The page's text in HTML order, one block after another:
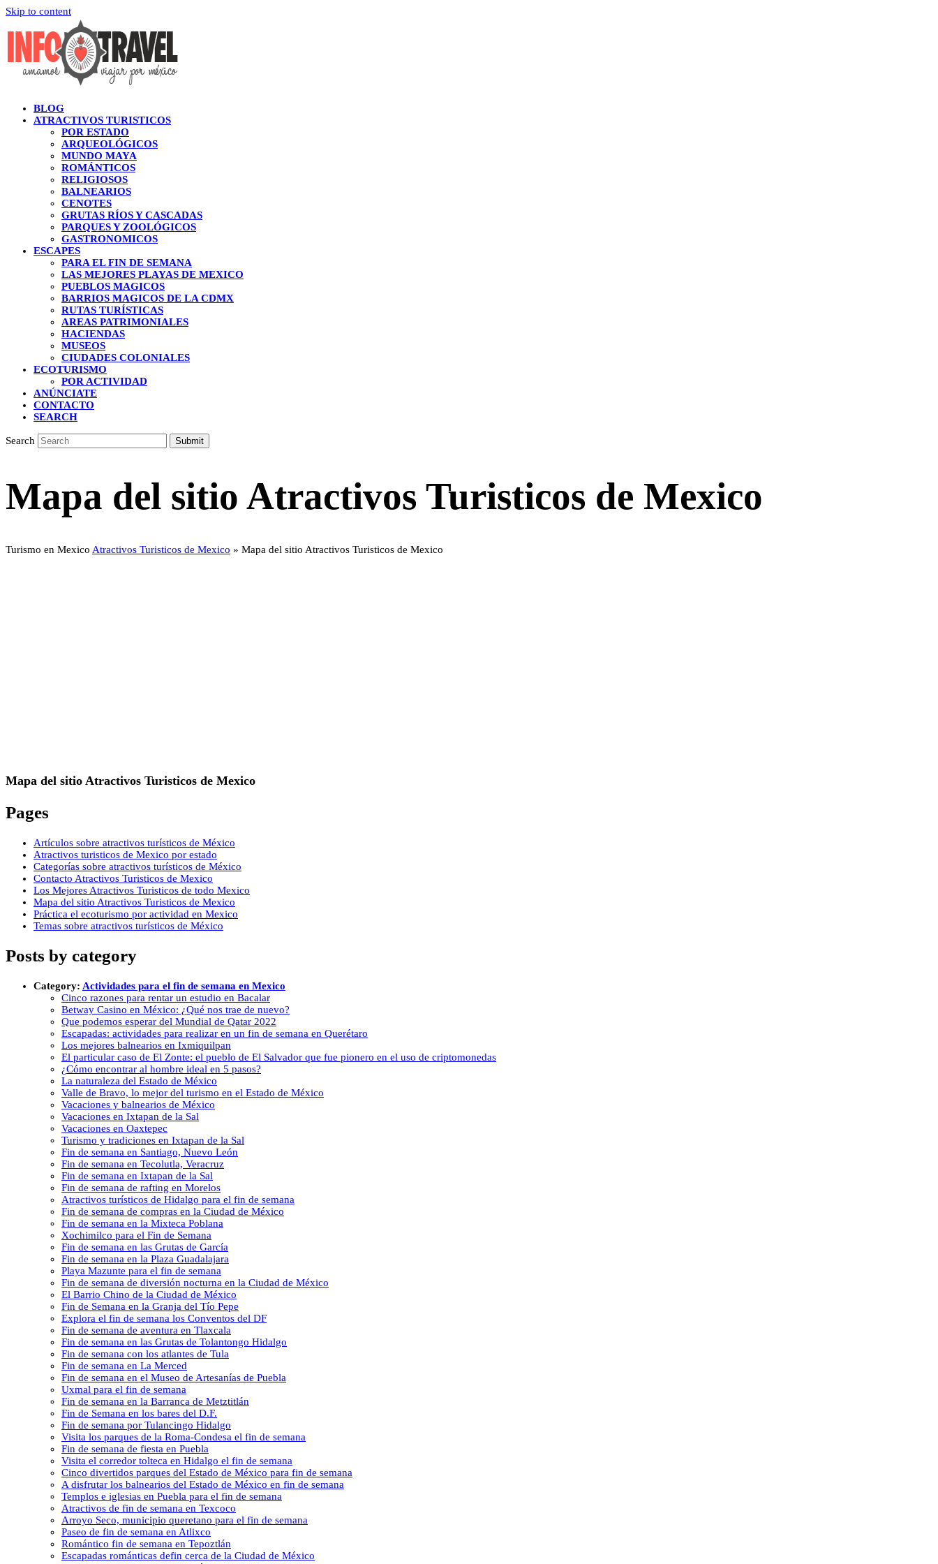
Skip to content
BLOG
ATRACTIVOS TURISTICOS
POR ESTADO
ARQUEOLÓGICOS
MUNDO MAYA
ROMÁNTICOS
RELIGIOSOS
BALNEARIOS
CENOTES
GRUTAS RÍOS Y CASCADAS
PARQUES Y ZOOLÓGICOS
GASTRONOMICOS
ESCAPES
PARA EL FIN DE SEMANA
LAS MEJORES PLAYAS DE MEXICO
PUEBLOS MAGICOS
BARRIOS MAGICOS DE LA CDMX
RUTAS TURÍSTICAS
AREAS PATRIMONIALES
HACIENDAS
MUSEOS
CIUDADES COLONIALES
ECOTURISMO
POR ACTIVIDAD
ANÚNCIATE
CONTACTO
SEARCH
Search Submit
Mapa del sitio Atractivos Turisticos de Mexico
Turismo en Mexico Atractivos Turisticos de Mexico » Mapa del sitio Atractivos Turisticos de Mexico
Mapa del sitio Atractivos Turisticos de Mexico
Pages
Artículos sobre atractivos turísticos de México
Atractivos turisticos de Mexico por estado
Categorías sobre atractivos turísticos de México
Contacto Atractivos Turisticos de Mexico
Los Mejores Atractivos Turisticos de todo Mexico
Mapa del sitio Atractivos Turisticos de Mexico
Práctica el ecoturismo por actividad en Mexico
Temas sobre atractivos turísticos de México
Posts by category
Category: Actividades para el fin de semana en Mexico
Cinco razones para rentar un estudio en Bacalar
Betway Casino en México: ¿Qué nos trae de nuevo?
Que podemos esperar del Mundial de Qatar 2022
Escapadas: actividades para realizar en un fin de semana en Querétaro
Los mejores balnearios en Ixmiquilpan
El particular caso de El Zonte: el pueblo de El Salvador que fue pionero en el uso de criptomonedas
¿Cómo encontrar al hombre ideal en 5 pasos?
La naturaleza del Estado de México
Valle de Bravo, lo mejor del turismo en el Estado de México
Vacaciones y balnearios de México
Vacaciones en Ixtapan de la Sal
Vacaciones en Oaxtepec
Turismo y tradiciones en Ixtapan de la Sal
Fin de semana en Santiago, Nuevo León
Fin de semana en Tecolutla, Veracruz
Fin de semana en Ixtapan de la Sal
Fin de semana de rafting en Morelos
Atractivos turísticos de Hidalgo para el fin de semana
Fin de semana de compras en la Ciudad de México
Fin de semana en la Mixteca Poblana
Xochimilco para el Fin de Semana
Fin de semana en las Grutas de García
Fin de semana en la Plaza Guadalajara
Playa Mazunte para el fin de semana
Fin de semana de diversión nocturna en la Ciudad de México
El Barrio Chino de la Ciudad de México
Fin de Semana en la Granja del Tío Pepe
Explora el fin de semana los Conventos del DF
Fin de semana de aventura en Tlaxcala
Fin de semana en las Grutas de Tolantongo Hidalgo
Fin de semana con los atlantes de Tula
Fin de semana en La Merced
Fin de semana en el Museo de Artesanías de Puebla
Uxmal para el fin de semana
Fin de semana en la Barranca de Metztitlán
Fin de Semana en los bares del D.F.
Fin de semana por Tulancingo Hidalgo
Visita los parques de la Roma-Condesa el fin de semana
Fin de semana de fiesta en Puebla
Visita el corredor tolteca en Hidalgo el fin de semana
Cinco divertidos parques del Estado de México para fin de semana
A disfrutar los balnearios del Estado de México en fin de semana
Templos e iglesias en Puebla para el fin de semana
Atractivos de fin de semana en Texcoco
Arroyo Seco, municipio queretano para el fin de semana
Paseo de fin de semana en Atlixco
Romántico fin de semana en Tepoztlán
Escapadas románticas defin cerca de la Ciudad de México